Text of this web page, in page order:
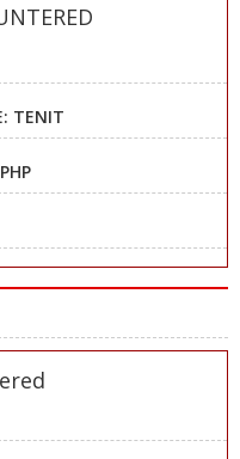
TENIT